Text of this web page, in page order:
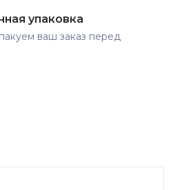
упаковка
ваш заказ перед